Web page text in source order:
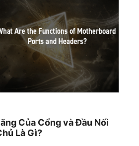
Của Cổng và Đầu Nối
Là Gì?